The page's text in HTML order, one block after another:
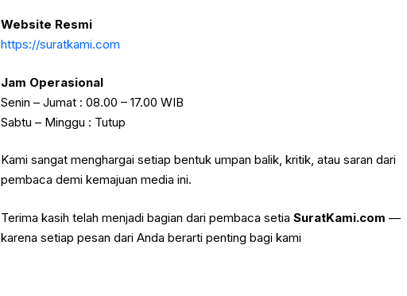
Website Resmi
https://suratkami.com
Jam Operasional
Senin – Jumat : 08.00 – 17.00 WIB
Sabtu – Minggu : Tutup
Kami sangat menghargai setiap bentuk umpan balik, kritik, atau saran dari
pembaca demi kemajuan media ini.
Terima kasih telah menjadi bagian dari pembaca setia SuratKami.com —
karena setiap pesan dari Anda berarti penting bagi kami